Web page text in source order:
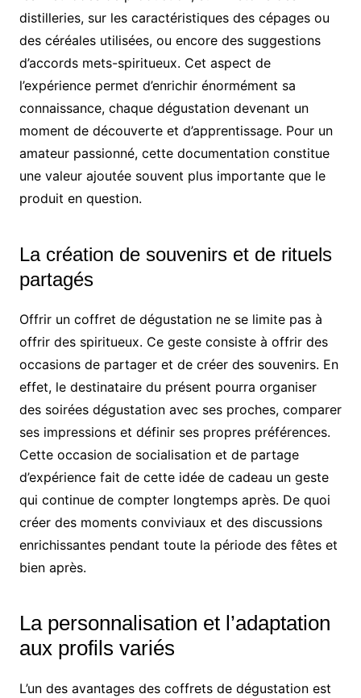
distilleries, sur les caractéristiques des cépages ou
des céréales utilisées, ou encore des suggestions
d’accords mets-spiritueux. Cet aspect de
l’expérience permet d’enrichir énormément sa
connaissance, chaque dégustation devenant un
moment de découverte et d’apprentissage. Pour un
amateur passionné, cette documentation constitue
une valeur ajoutée souvent plus importante que le
produit en question.
La création de souvenirs et de rituels
partagés
Offrir un coffret de dégustation ne se limite pas à
offrir des spiritueux. Ce geste consiste à offrir des
occasions de partager et de créer des souvenirs. En
effet, le destinataire du présent pourra organiser
des soirées dégustation avec ses proches, comparer
ses impressions et définir ses propres préférences.
Cette occasion de socialisation et de partage
d’expérience fait de cette idée de cadeau un geste
qui continue de compter longtemps après. De quoi
créer des moments conviviaux et des discussions
enrichissantes pendant toute la période des fêtes et
bien après.
La personnalisation et l’adaptation
aux profils variés
L’un des avantages des coffrets de dégustation est